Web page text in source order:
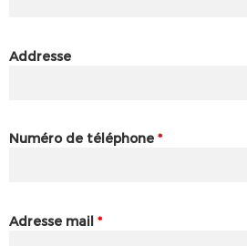
Addresse
Numéro de téléphone *
Adresse mail *